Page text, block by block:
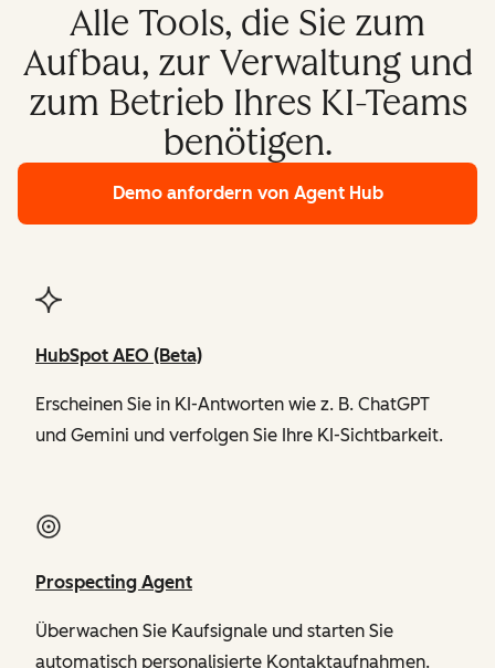
Alle Tools, die Sie zum
Aufbau, zur Verwaltung und
zum Betrieb Ihres KI-Teams
benötigen.
Demo anfordern von Agent Hub
HubSpot AEO (Beta)
Erscheinen Sie in KI-Antworten wie z. B. ChatGPT
und Gemini und verfolgen Sie Ihre KI-Sichtbarkeit.
Prospecting Agent
Überwachen Sie Kaufsignale und starten Sie
automatisch personalisierte Kontaktaufnahmen.